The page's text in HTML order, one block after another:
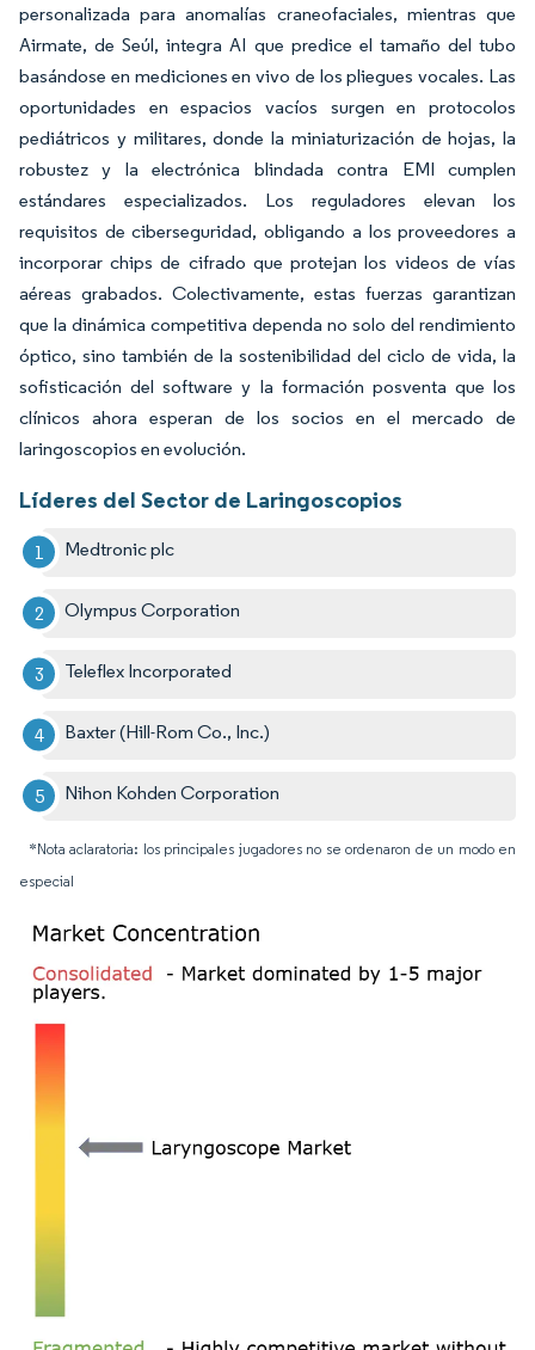
personalizada para anomalías craneofaciales, mientras que
Airmate, de Seúl, integra AI que predice el tamaño del tubo
basándose en mediciones en vivo de los pliegues vocales. Las
oportunidades en espacios vacíos surgen en protocolos
pediátricos y militares, donde la miniaturización de hojas, la
robustez y la electrónica blindada contra EMI cumplen
estándares especializados. Los reguladores elevan los
requisitos de ciberseguridad, obligando a los proveedores a
incorporar chips de cifrado que protejan los videos de vías
aéreas grabados. Colectivamente, estas fuerzas garantizan
que la dinámica competitiva dependa no solo del rendimiento
óptico, sino también de la sostenibilidad del ciclo de vida, la
sofisticación del software y la formación posventa que los
clínicos ahora esperan de los socios en el mercado de
laringoscopios en evolución.
Líderes del Sector de Laringoscopios
Medtronic plc
Olympus Corporation
Teleflex Incorporated
Baxter (Hill-Rom Co., Inc.)
Nihon Kohden Corporation
*Nota aclaratoria: los principales jugadores no se ordenaron de un modo en
especial